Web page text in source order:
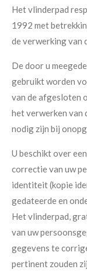
Het vlinderpad
1992 met
de verwerking van
De door u
gebruikt worden
van de afgesloten
het verwerken van
nodig zijn bij
U beschikt over
correctie van uw
identiteit (kopie
gedateerde en
Het vlinderpad,
van uw
gegevens te
pertinent zouden